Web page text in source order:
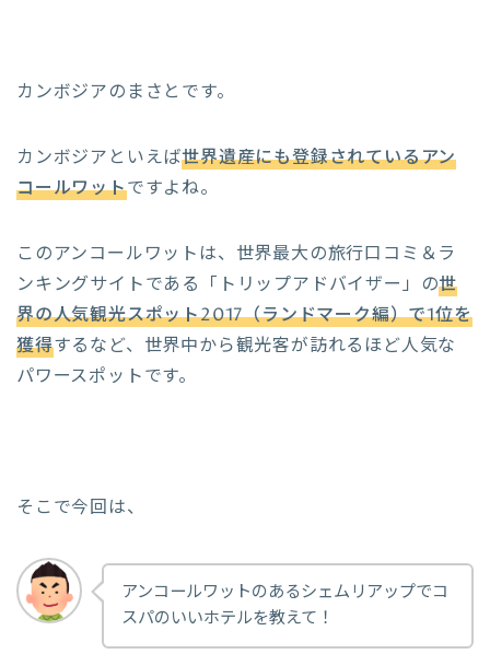
カンボジアのまさとです。
カンボジアといえば世界遺産にも登録されているアン
コールワットですよね。
このアンコールワットは、世界最大の旅行口コミ＆ラ
ンキングサイトである「トリップアドバイザー」の世
界の人気観光スポット2017（ランドマーク編）で1位を
獲得するなど、世界中から観光客が訪れるほど人気な
パワースポットです。
そこで今回は、
アンコールワットのあるシェムリアップでコ
スパのいいホテルを教えて！